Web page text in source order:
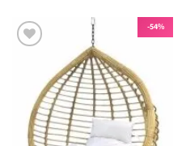
יש
מספר
סוגים.
ניתן
לבחור
את
האפשרויות
54%-
המשאלות